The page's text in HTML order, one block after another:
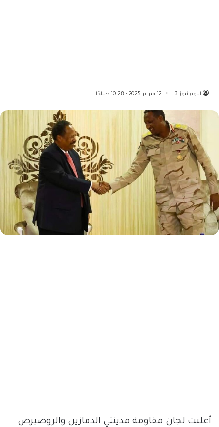
اليوم نيوز 3 12 فبراير 2025 - 10:28 صباحًا
أعلنت لجان مقاومة مدينتي الدمازين والروصيرص